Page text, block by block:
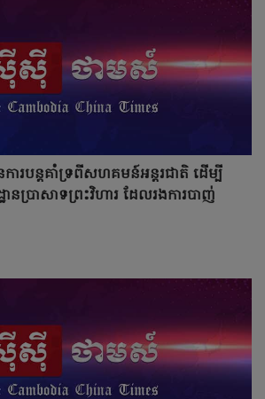
នការបន្តគាំទ្រពីសហគមន៍អន្តរជាតិ ដើម្បី
នប្រាសាទព្រះវិហារ ដែលរងការបាញ់